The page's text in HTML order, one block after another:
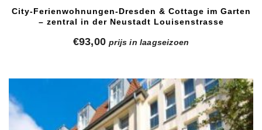
City-Ferienwohnungen-Dresden & Cottage im Garten
– zentral in der Neustadt Louisenstrasse
€93,00 prijs in laagseizoen